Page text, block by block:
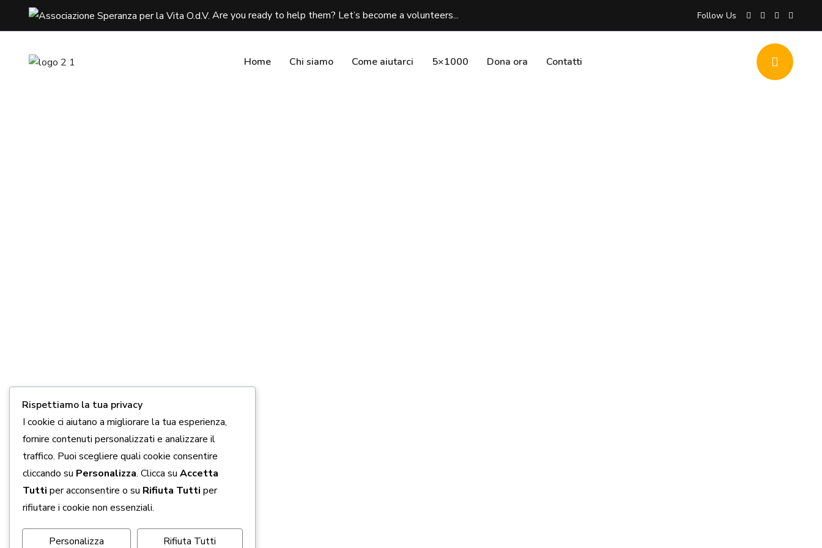
Are you ready to help them? Let’s become a volunteers... Follow Us
Home Chi siamo Come aiutarci 5×1000 Dona ora Contatti
Rispettiamo la tua privacy
I cookie ci aiutano a migliorare la tua esperienza,
fornire contenuti personalizzati e analizzare il
traffico. Puoi scegliere quali cookie consentire
cliccando su Personalizza. Clicca su Accetta
Tutti per acconsentire o su Rifiuta Tutti per
rifiutare i cookie non essenziali.
Personalizza Rifiuta Tutti